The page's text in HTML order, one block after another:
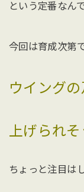
という定番なん
今回は育成次第
ウイング
上げられそ
ちょっと注目は